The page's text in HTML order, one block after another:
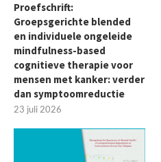
Proefschrift:
Groepsgerichte blended
en individuele ongeleide
mindfulness-based
cognitieve therapie voor
mensen met kanker: verder
dan symptoomreductie
23 juli 2026